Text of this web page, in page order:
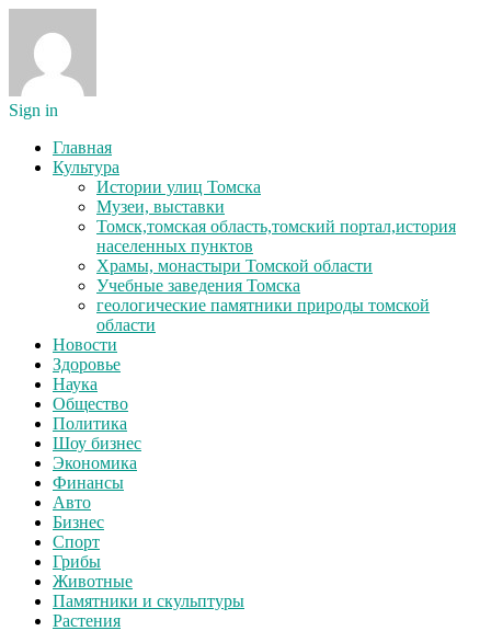
Sign in
Главная
Культура
Истории улиц Томска
Музеи, выставки
Томск,томская область,томский портал,история
населенных пунктов
Храмы, монастыри Томской области
Учебные заведения Томска
геологические памятники природы томской
области
Новости
Здоровье
Наука
Общество
Политика
Шоу бизнес
Экономика
Финансы
Авто
Бизнес
Спорт
Грибы
Животные
Памятники и скульптуры
Растения